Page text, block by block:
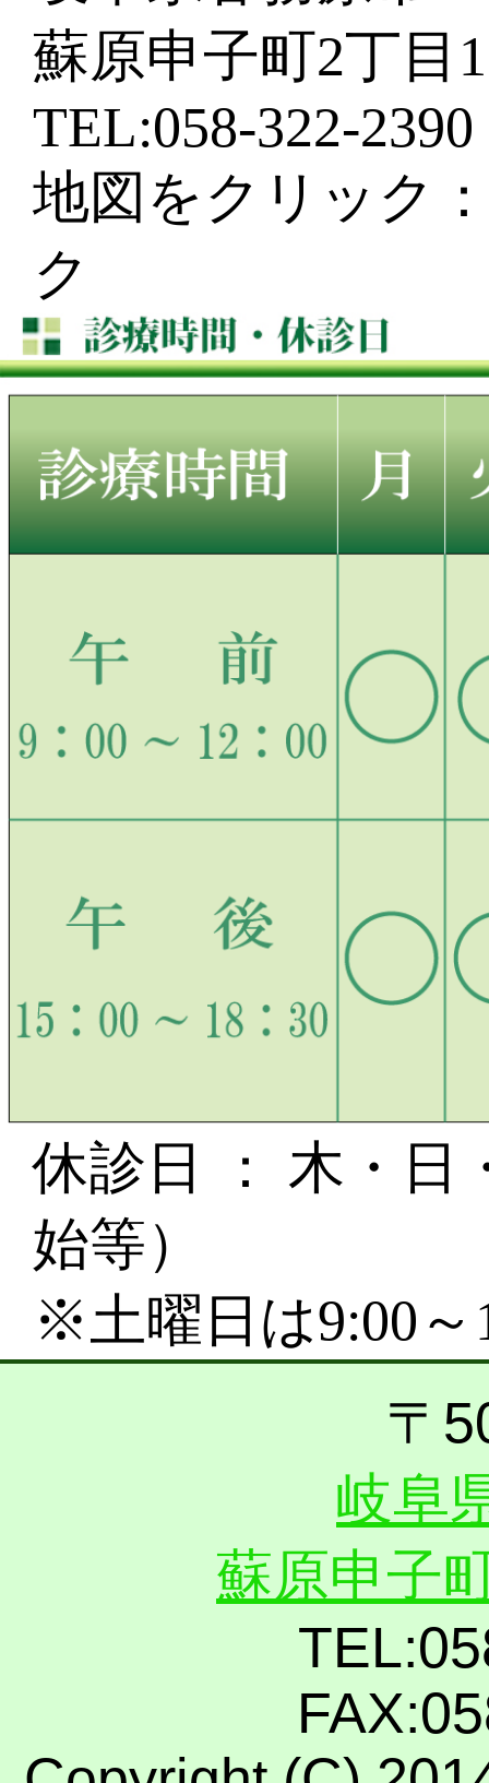
蘇原申子町2丁目
TEL:058-322-2390
地図をクリック
ク
休診日 ： 木・日
始等）
※土曜日は9:00～
〒
岐阜
蘇原申子